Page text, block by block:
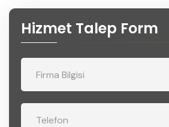
Hizmet Talep Form